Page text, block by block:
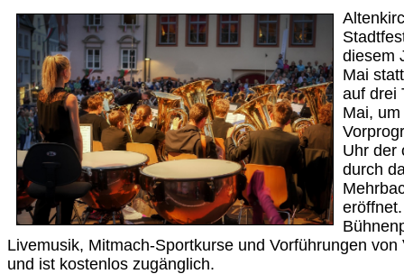
diesem
Mai
auf drei
Mai,
Uhr der
durch
Livemusik, Mitmach-Sportkurse und Vorführungen
und ist kostenlos zugänglich.